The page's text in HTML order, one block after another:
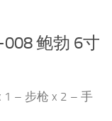
008 鲍勃 6寸
– 步枪 x 2 – 手